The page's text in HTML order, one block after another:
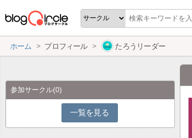
ホーム プロフィール たろうリーダー
参加サークル(0)
一覧を見る